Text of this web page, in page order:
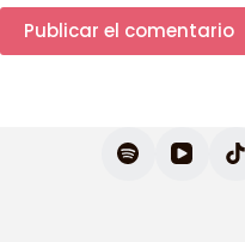
Publicar el comentario